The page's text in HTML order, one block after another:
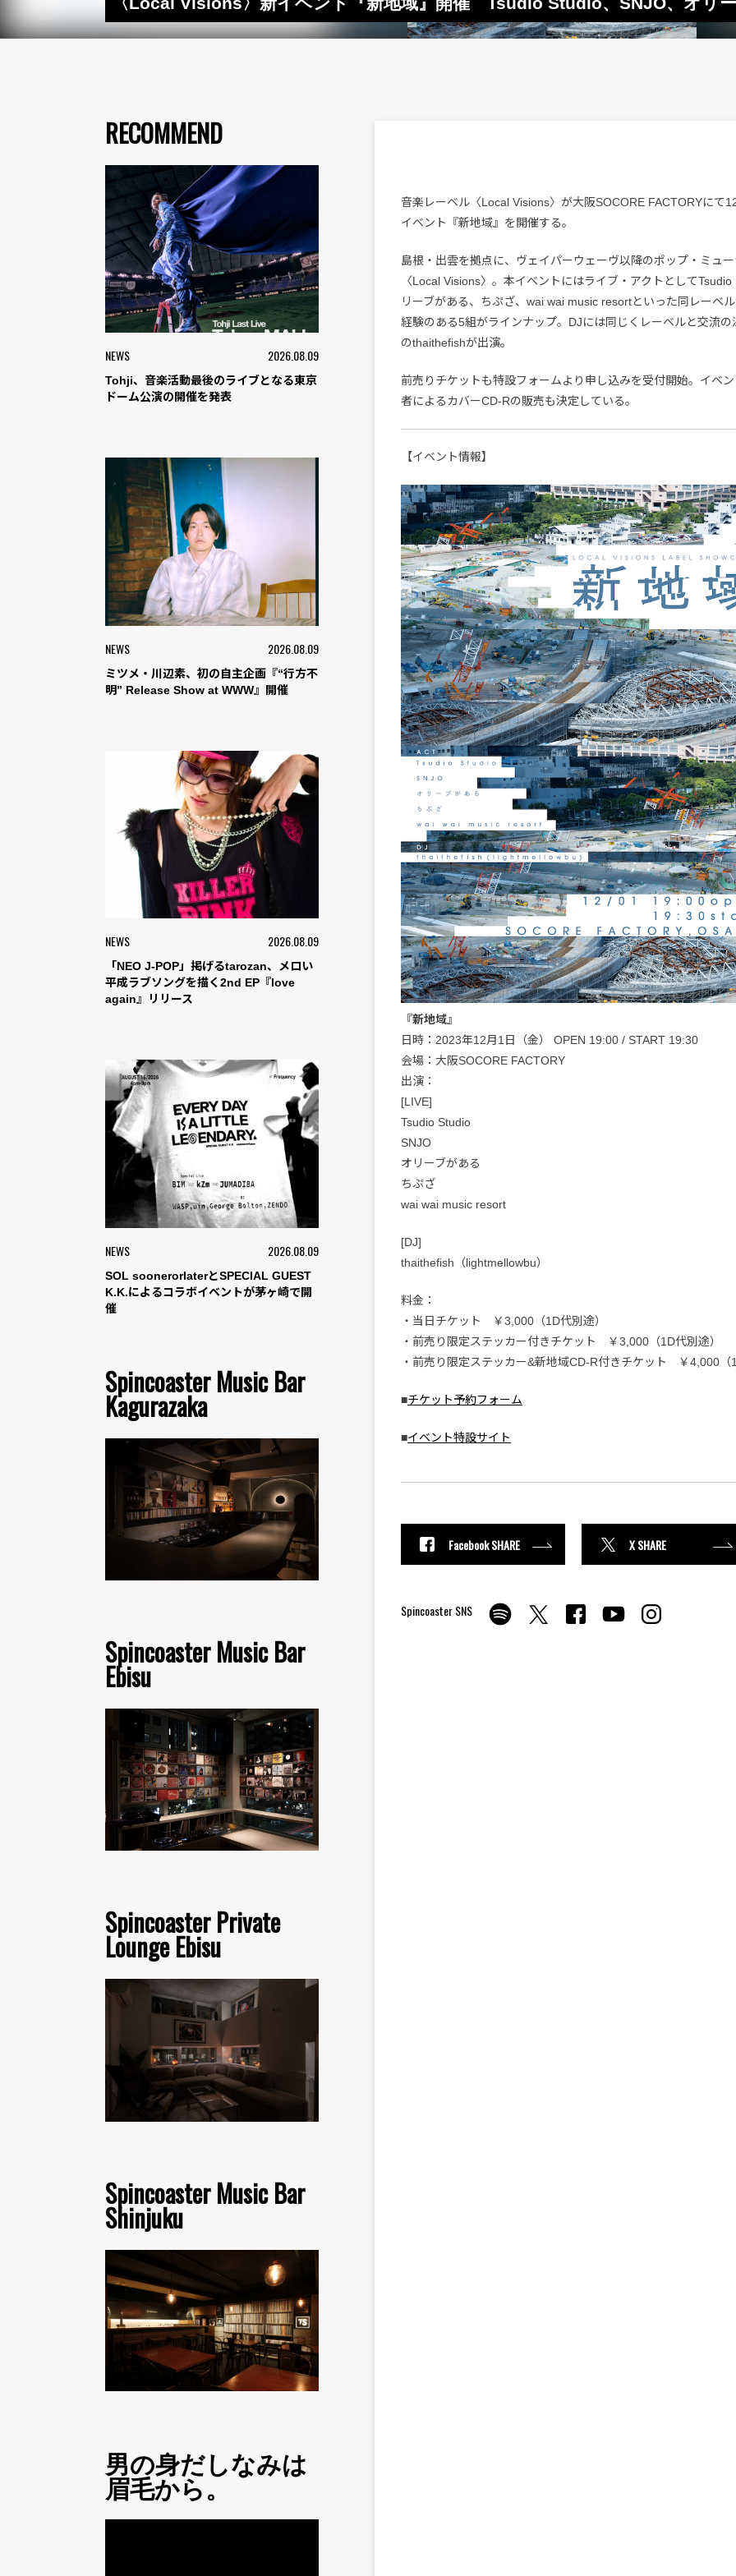
RECOMMEND
NEWS 2026.08.09
Tohji、音楽活動最後のライブとなる東京
ドーム公演の開催を発表
NEWS 2026.08.09
ミツメ・川辺素、初の自主企画『“行方不
明” Release Show at WWW』開催
NEWS 2026.08.09
「NEO J-POP」掲げるtarozan、メロい
平成ラブソングを描く2nd EP『love
again』リリース
NEWS 2026.08.09
SOL soonerorlaterとSPECIAL GUEST
K.K.によるコラボイベントが茅ヶ崎で開
催
Spincoaster Music Bar
Kagurazaka
Spincoaster Music Bar
Ebisu
Spincoaster Private
Lounge Ebisu
Spincoaster Music Bar
Shinjuku
男の身だしなみは
眉毛から。
音楽レーベル〈Local Visions〉が大阪SOCORE FACTORYにて
イベント『新地域』を開催する。
島根・出雲を拠点に、ヴェイパーウェーヴ以降のポップ・ミュ
〈Local Visions〉。本イベントにはライブ・アクトとして
リーブがある、ちぷざ、wai wai music resortといった同レーベ
経験のある5組がラインナップ。DJには同じくレーベルと交流
のthaithefishが出演。
前売りチケットも特設フォームより申し込みを受付開始。イベ
者によるカバーCD-Rの販売も決定している。
【イベント情報】
『新地域』
日時：2023年12月1日（金） OPEN 19:00 / START 19:30
会場：大阪SOCORE FACTORY
出演：
[LIVE]
Tsudio Studio
SNJO
オリーブがある
ちぷざ
wai wai music resort
[DJ]
thaithefish（lightmellowbu）
料金：
・当日チケット ￥3,000（1D代別途）
・前売り限定ステッカー付きチケット ￥3,000（1D代別途）
・前売り限定ステッカー&新地域CD-R付きチケット ￥4,000（
■チケット予約フォーム
■イベント特設サイト
Facebook SHARE X SHARE
Spincoaster SNS